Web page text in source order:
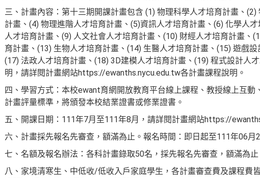
三、計畫內容：第十三期開課計畫包含 (1) 物理科學人才培育計畫、
計畫、(4) 物理進階人才培育計畫、(5)資訊人才培育計畫、(6) 化學人
人才培育計畫、(9) 人文社會人才培育計畫、(10) 財經人才培育計畫、
育計畫、(13) 生物人才培育計畫、(14) 生醫人才培育計畫、(15) 遊戲
(17) 法政人才培育計畫、(18) 3D建模人才培育計畫、(19) 程式設計人
明，請詳閱計畫網站https://ewanths.nycu.edu.tw各計畫課程說明。
四、學習方式：本校ewant育網開放教育平台線上課程、教授線上互
計畫評量標準，將頒發本校結業證書或修業證書。
五、開課日期：111年7月至111年8月，請詳閱計畫網站https://
六、計畫採先報名先審查，額滿為止。報名時間：即日起至111年06月
七、名額及報名辦法：各科計畫錄取50名，採先報名先審查，額滿為
八、家境清寒生、中低收/低收入戶家庭學生，各計畫審查費及課程費